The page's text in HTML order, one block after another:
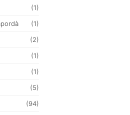
(1)
(1)
(2)
(1)
(1)
(5)
(94)